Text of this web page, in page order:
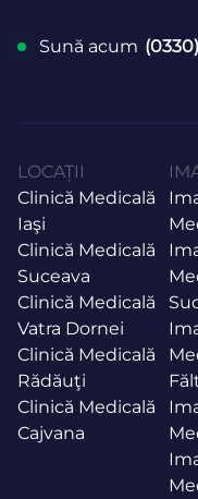
Sună acum
LOCAȚII
Clinică Medicală
Iaşi
Clinică Medicală
Suceava
Clinică Medicală
Vatra Dornei
Clinică Medicală
Rădăuţi
Clinică Medicală
Cajvana